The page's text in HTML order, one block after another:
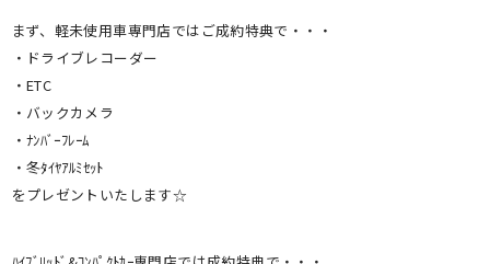
まず、軽未使用車専門店ではご成約特典で・・・
・ドライブレコーダー
・ETC
・バックカメラ
・ﾅﾝﾊﾞｰﾌﾚｰﾑ
・冬ﾀｲﾔｱﾙﾐｾｯﾄ
をプレゼントいたします☆